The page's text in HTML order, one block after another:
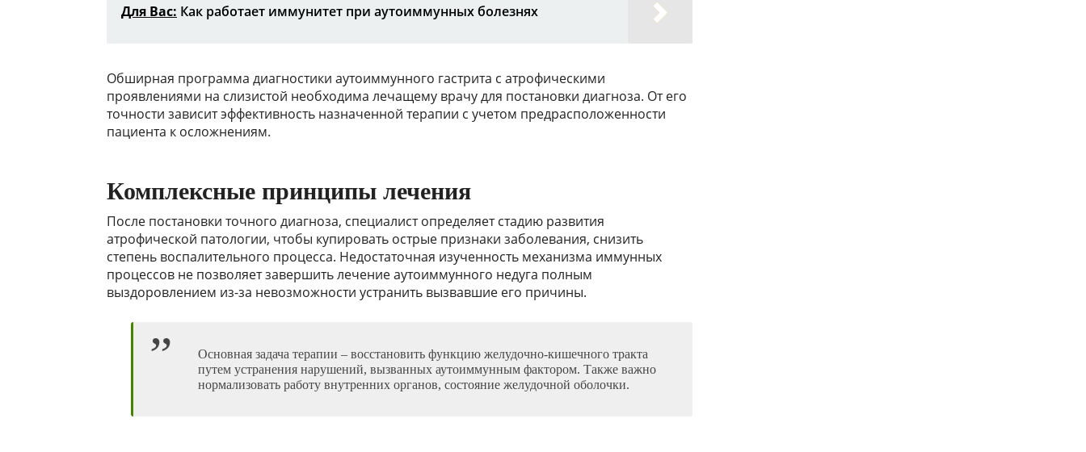
Для Вас: Как работает иммунитет при аутоиммунных болезнях
Обширная программа диагностики аутоиммунного гастрита с атрофическими
проявлениями на слизистой необходима лечащему врачу для постановки диагноза. От его
точности зависит эффективность назначенной терапии с учетом предрасположенности
пациента к осложнениям.
Комплексные принципы лечения
После постановки точного диагноза, специалист определяет стадию развития
атрофической патологии, чтобы купировать острые признаки заболевания, снизить
степень воспалительного процесса. Недостаточная изученность механизма иммунных
процессов не позволяет завершить лечение аутоиммунного недуга полным
выздоровлением из-за невозможности устранить вызвавшие его причины.
Основная задача терапии – восстановить функцию желудочно-кишечного тракта
путем устранения нарушений, вызванных аутоиммунным фактором. Также важно
нормализовать работу внутренних органов, состояние желудочной оболочки.